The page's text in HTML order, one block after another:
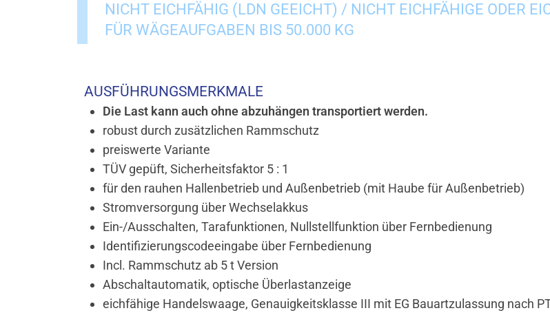
NICHT EICHFÄHIG (LDN GEEICHT) / NICHT EICHFÄHIGE ODER
FÜR WÄGEAUFGABEN BIS 50.000 KG
AUSFÜHRUNGSMERKMALE
Die Last kann auch ohne abzuhängen transportiert werden.
robust durch zusätzlichen Rammschutz
preiswerte Variante
TÜV gepüft, Sicherheitsfaktor 5 : 1
für den rauhen Hallenbetrieb und Außenbetrieb (mit Haube für Außenbetrieb)
Stromversorgung über Wechselakkus
Ein-/Ausschalten, Tarafunktionen, Nullstellfunktion über Fernbedienung
Identifizierungscodeeingabe über Fernbedienung
Incl. Rammschutz ab 5 t Version
Abschaltautomatik, optische Überlastanzeige
eichfähige Handelswaage, Genauigkeitsklasse III mit EG Bauartzulassung nach